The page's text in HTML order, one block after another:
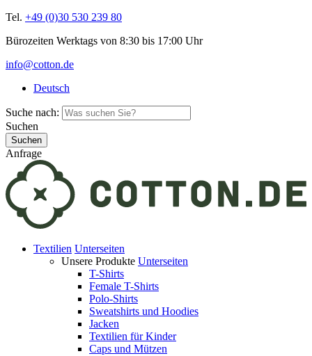
Tel. +49 (0)30 530 239 80
Bürozeiten Werktags von 8:30 bis 17:00 Uhr
info@cotton.de
Deutsch
Suche nach:
Suchen
Anfrage
Textilien Unterseiten
Unsere Produkte Unterseiten
T-Shirts
Female T-Shirts
Polo-Shirts
Sweatshirts und Hoodies
Jacken
Textilien für Kinder
Caps und Mützen